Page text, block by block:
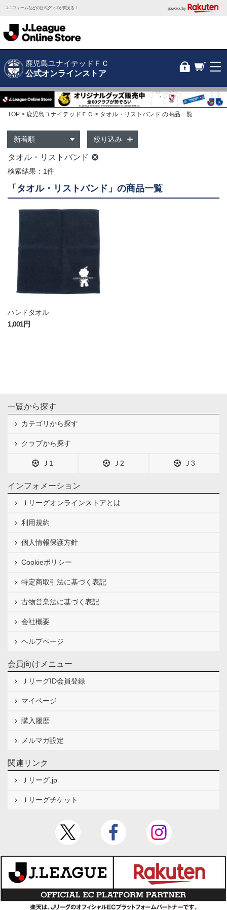
ユニフォームなどの公式グッズが買える！ powered by
鹿児島ユナイテッドＦＣ
公式オンラインストア
TOP 鹿児島ユナイテッドＦＣ タオル・リストバンド の商品一覧
絞り込み
タオル・リストバンド
検索結果：1件
「タオル・リストバンド」の商品一覧
ハンドタオル
1,001円
一覧から探す
カテゴリから探す
クラブから探す
Ｊ1 Ｊ2 Ｊ3
インフォメーション
Ｊリーグオンラインストアとは
利用規約
個人情報保護方針
Cookieポリシー
特定商取引法に基づく表記
古物営業法に基づく表記
会社概要
ヘルプページ
会員向けメニュー
ＪリーグID会員登録
マイページ
購入履歴
メルマガ設定
関連リンク
Ｊリーグ.jp
Ｊリーグチケット